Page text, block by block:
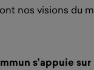
nos visions du
s’appuie